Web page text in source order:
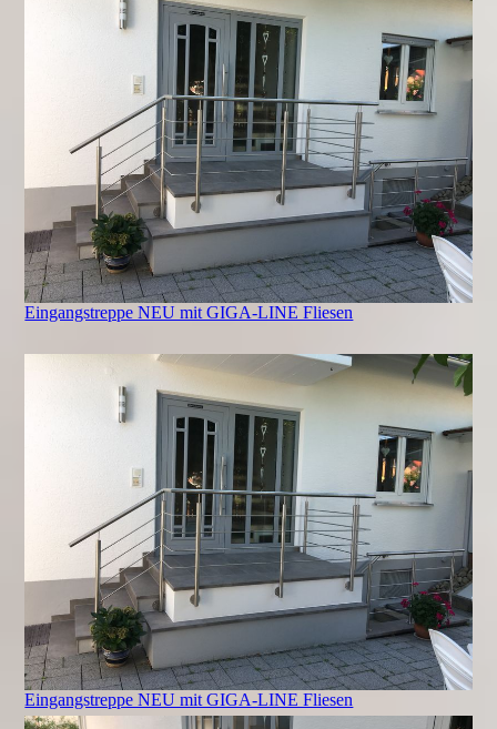
Eingangstreppe NEU mit GIGA-LINE Fliesen
Eingangstreppe NEU mit GIGA-LINE Fliesen